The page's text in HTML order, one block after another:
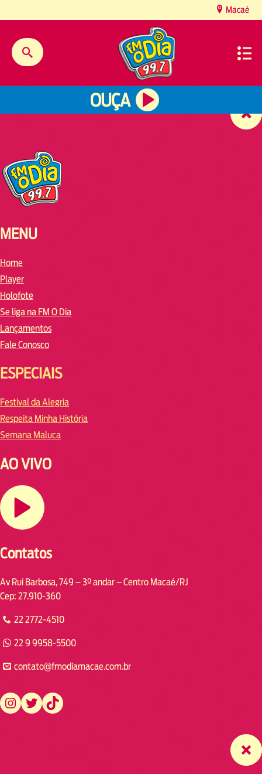
Macaé
OUÇA
MENU
Home
Player
Holofote
Se liga na FM O Dia
Lançamentos
Fale Conosco
ESPECIAIS
Festival da Alegria
Respeita Minha História
Semana Maluca
AO VIVO
Contatos
Av Rui Barbosa, 749 – 3º andar – Centro Macaé/RJ
Cep: 27.910-360
22 2772-4510
22 9 9958-5500
contato@fmodiamacae.com.br
https://www.instagram.com/fmodia.macae/ https://twitter.com/fmodia.macae/ https://www.tiktok.com/@fmodia.macae